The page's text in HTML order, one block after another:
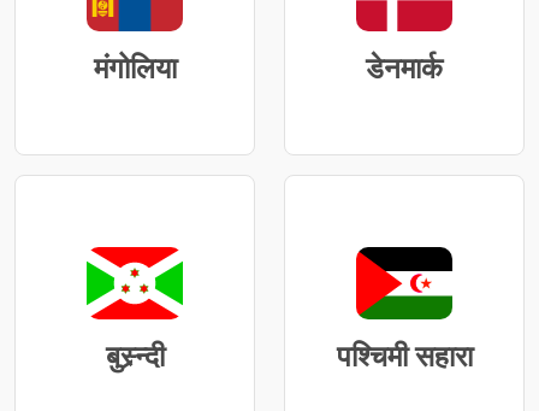
मंगोलिया डेनमार्क
बुस्र्न्दी पश्चिमी सहारा